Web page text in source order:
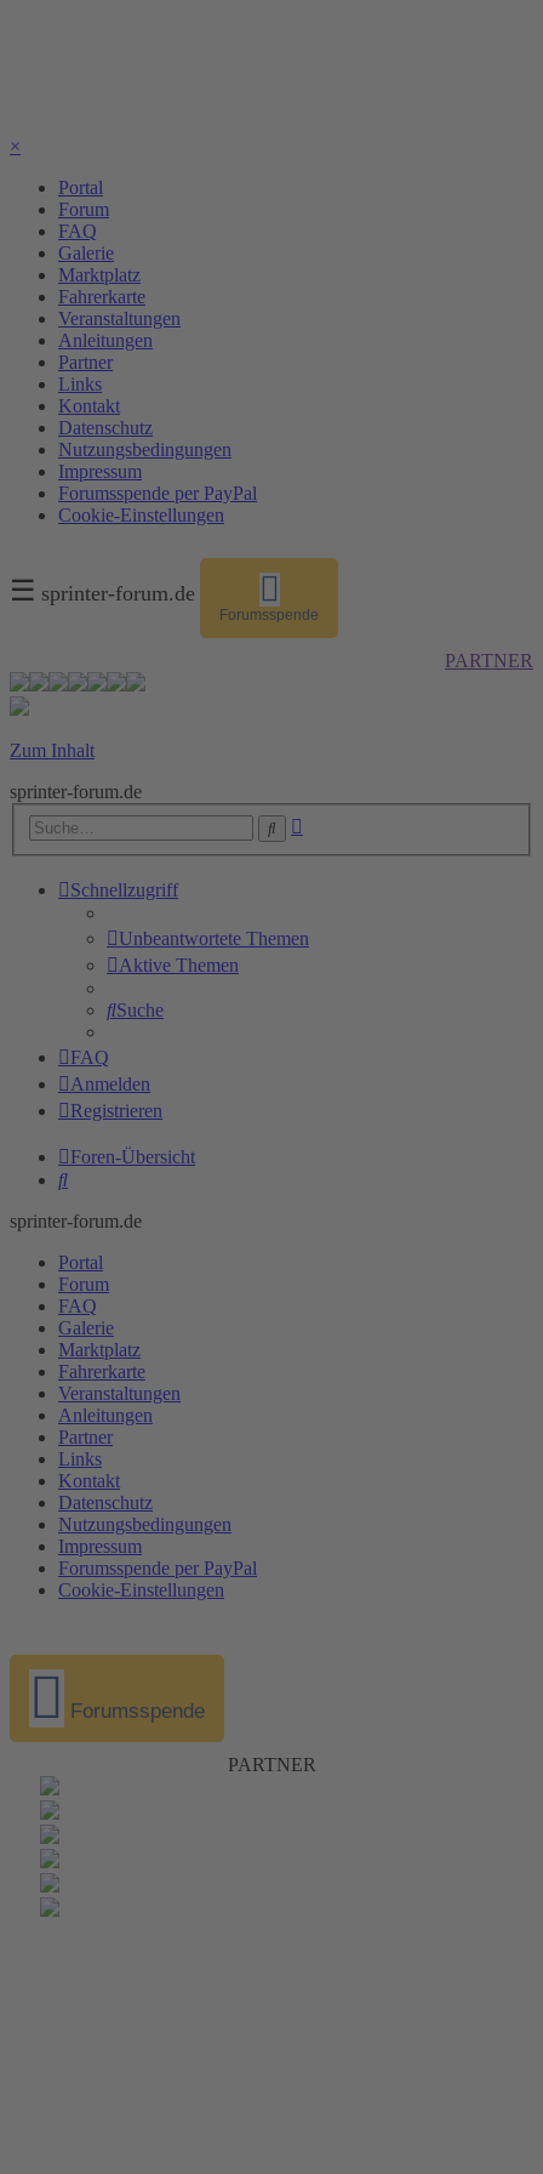
×
Portal
Forum
FAQ
Galerie
Marktplatz
Fahrerkarte
Veranstaltungen
Anleitungen
Partner
Links
Kontakt
Datenschutz
Nutzungsbedingungen
Impressum
Forumsspende per PayPal
Cookie-Einstellungen
☰ sprinter-forum.de
Forumsspende
PARTNER
Zum Inhalt
sprinter-forum.de
Suche
Schnellzugriff
Unbeantwortete Themen
Aktive Themen
Suche
FAQ
Anmelden
Registrieren
Foren-Übersicht
Suche
sprinter-forum.de
Portal
Forum
FAQ
Galerie
Marktplatz
Fahrerkarte
Veranstaltungen
Anleitungen
Partner
Links
Kontakt
Datenschutz
Nutzungsbedingungen
Impressum
Forumsspende per PayPal
Cookie-Einstellungen
Forumsspende
PARTNER